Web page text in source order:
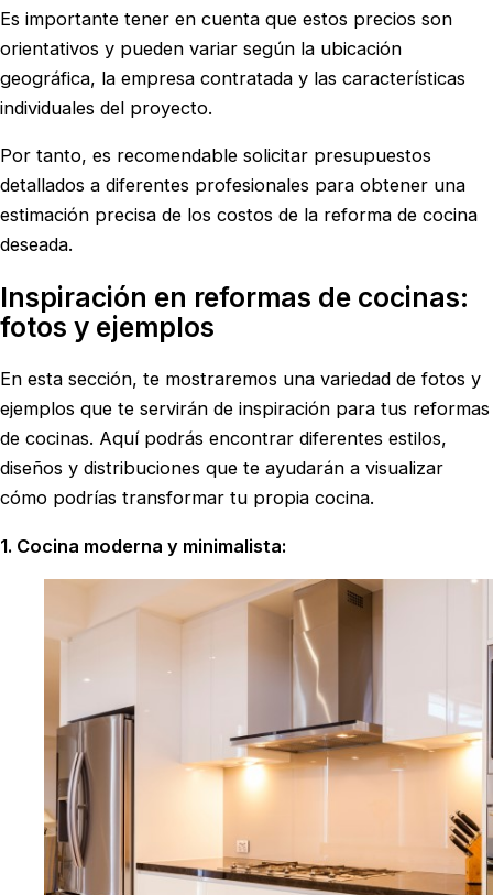
Es importante tener en cuenta que estos precios son
orientativos y pueden variar según la ubicación
geográfica, la empresa contratada y las características
individuales del proyecto.
Por tanto, es recomendable solicitar presupuestos
detallados a diferentes profesionales para obtener una
estimación precisa de los costos de la reforma de cocina
deseada.
Inspiración en reformas de cocinas:
fotos y ejemplos
En esta sección, te mostraremos una variedad de fotos y
ejemplos que te servirán de inspiración para tus reformas
de cocinas. Aquí podrás encontrar diferentes estilos,
diseños y distribuciones que te ayudarán a visualizar
cómo podrías transformar tu propia cocina.
1. Cocina moderna y minimalista: